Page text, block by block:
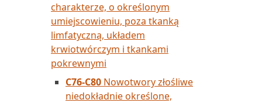
charakterze, o określonym
umiejscowieniu, poza tkanką
limfatyczną, układem
krwiotwórczym i tkankami
pokrewnymi
C76-C80 Nowotwory złośliwe
niedokładnie określone,